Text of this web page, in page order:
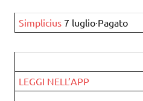
Simplicius 7 luglio∙Pagato
LEGGI NELL’APP